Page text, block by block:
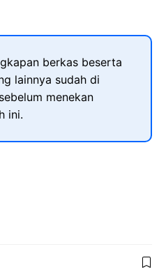
berkas beserta
lainnya sudah di
menekan
ini.